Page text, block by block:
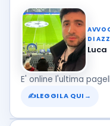
DI
Luca
E' online l'ultima
✍LEGGILA QUI →